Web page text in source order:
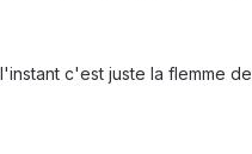
c'est juste la flemme